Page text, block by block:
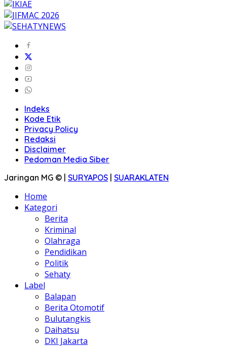
Indeks
Kode Etik
Privacy Policy
Redaksi
Disclaimer
Pedoman Media Siber
Jaringan MG © | SURYAPOS | SUARAKLATEN
Home
Kategori
Berita
Kriminal
Olahraga
Pendidikan
Politik
Sehaty
Label
Balapan
Berita Otomotif
Bulutangkis
Daihatsu
DKI Jakarta